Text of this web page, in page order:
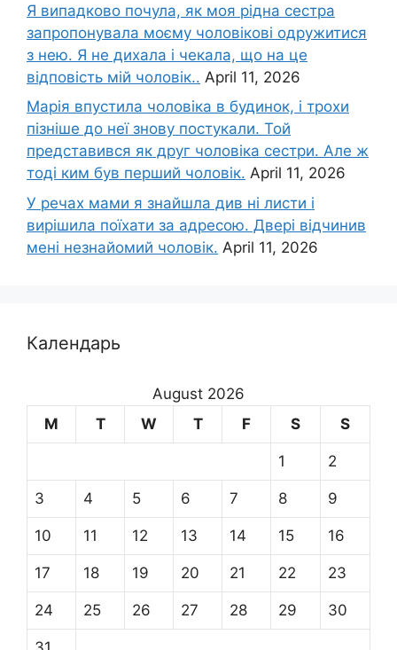
Я випадково почула, як моя рідна сестра
запропонувала моєму чоловікові одружитися
з нею. Я не дихала і чекала, що на це
відповість мій чоловік.. April 11, 2026
Марія впустила чоловіка в будинок, і трохи
пізніше до неї знову постукали. Той
представився як друг чоловіка сестри. Але ж
тоді ким був перший чоловік. April 11, 2026
У речах мами я знайшла див ні листи і
вирішила поїхати за адресою. Двері відчинив
мені незнайомий чоловік. April 11, 2026
Календарь
August 2026
M
T W T F S S
1 2
3 4 5 6 7 8 9
10 11 12 13 14 15 16
17 18 19 20 21 22 23
24 25 26 27 28 29 30